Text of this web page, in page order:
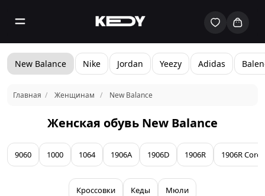
New Balance Nike Jordan Yeezy Adidas
Главная Женщинам New Balance
Женская обувь New Balance
9060 1000 1064 1906A 1906D 1906R 1906R
Кроссовки Кеды Мюли